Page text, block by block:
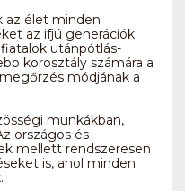
az élet minden
az ifjú generációk
utánpótlás-
korosztály számára a
módjának a
munkákban,
országos és
mellett rendszeresen
is, ahol minden